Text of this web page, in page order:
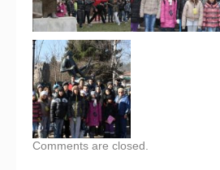
Comments are closed.